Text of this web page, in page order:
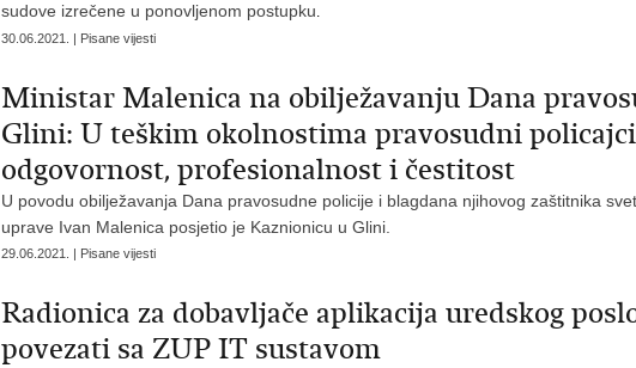
sudove izrečene u ponovljenom postupku.
30.06.2021. | Pisane vijesti
Ministar Malenica na obilježavanju Dana
Glini: U teškim okolnostima pravosudni
odgovornost, profesionalnost i čestitost
U povodu obilježavanja Dana pravosudne policije i blagdana njihovog zaštitnika
uprave Ivan Malenica posjetio je Kaznionicu u Glini.
29.06.2021. | Pisane vijesti
Radionica za dobavljače aplikacija uredskog
povezati sa ZUP IT sustavom